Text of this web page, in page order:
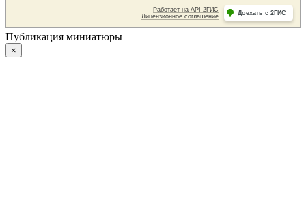
Публикация миниатюры
×